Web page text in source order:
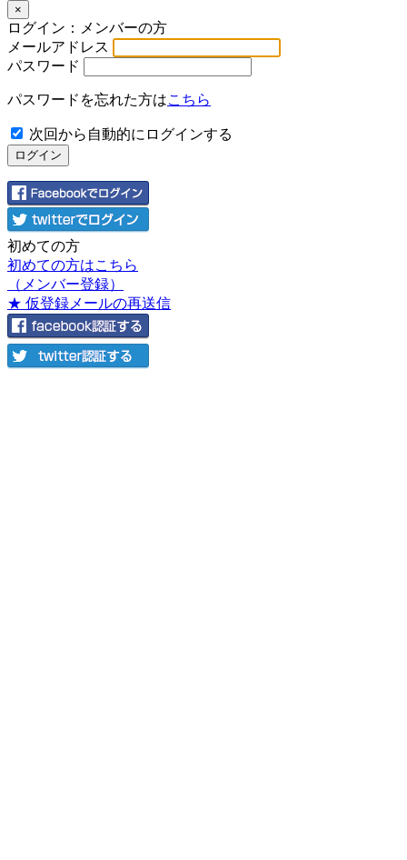
×
ログイン：メンバーの方
メールアドレス
パスワード
パスワードを忘れた方はこちら
次回から自動的にログインする
初めての方
初めての方はこちら
（メンバー登録）
★ 仮登録メールの再送信